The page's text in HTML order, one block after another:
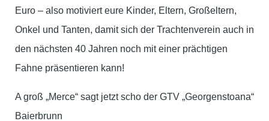
Euro – also motiviert eure Kinder, Eltern, Großeltern,
Onkel und Tanten, damit sich der Trachtenverein auch in
den nächsten 40 Jahren noch mit einer prächtigen
Fahne präsentieren kann!
A groß „Merce“ sagt jetzt scho der GTV „Georgenstoana“
Baierbrunn